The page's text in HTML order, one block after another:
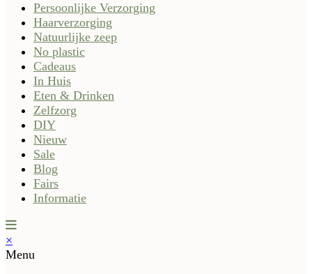
Persoonlijke Verzorging
Haarverzorging
Natuurlijke zeep
No plastic
Cadeaus
In Huis
Eten & Drinken
Zelfzorg
DIY
Nieuw
Sale
Blog
Fairs
Informatie
×
Menu